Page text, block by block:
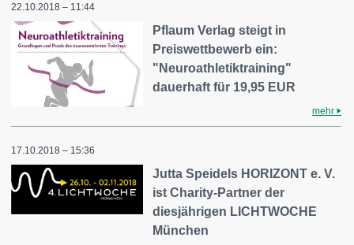
22.10.2018 – 11:44
Pflaum Verlag steigt in
Preiswettbewerb ein:
"Neuroathletiktraining"
dauerhaft für 19,95 EUR
mehr
17.10.2018 – 15:36
Jutta Speidels HORIZONT e. V.
ist Charity-Partner der
diesjährigen LICHTWOCHE
München